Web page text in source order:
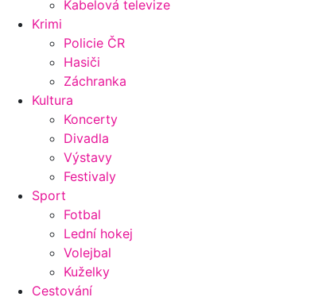
Kabelová televize
Krimi
Policie ČR
Hasiči
Záchranka
Kultura
Koncerty
Divadla
Výstavy
Festivaly
Sport
Fotbal
Lední hokej
Volejbal
Kuželky
Cestování